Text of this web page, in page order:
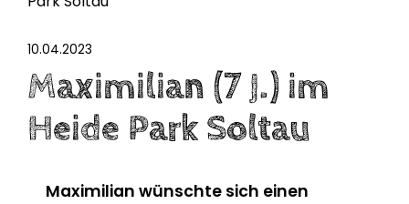
10.04.2023
Maximilian (7 J.) im
Heide Park Soltau
Maximilian wünschte sich einen